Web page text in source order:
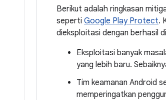
Berikut adalah ringkasan
seperti Google Play Protect.
dieksploitasi dengan berhasil
Eksploitasi banyak
yang lebih baru.
Tim keamanan Android
memperingatkan